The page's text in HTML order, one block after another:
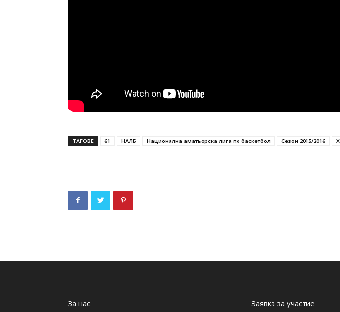
ТАГОВЕ 61 НАЛБ Национална аматьорска лига по баскетбол Сезон 2015/2016
За нас
Заявка за участие